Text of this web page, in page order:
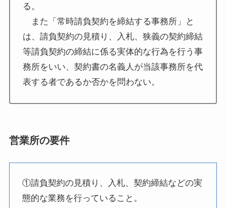
る。
また「常時請負契約を締結する事務所」と
は、請負契約の見積り、入札、狭義の契約締結
等請負契約の締結に係る実体的な行為を行う事
務所をいい、契約書の名義人が当該事務所を代
表する者であるか否かを問わない。
営業所の要件
①請負契約の見積り、入札、契約締結などの実
態的な業務を行っていること。